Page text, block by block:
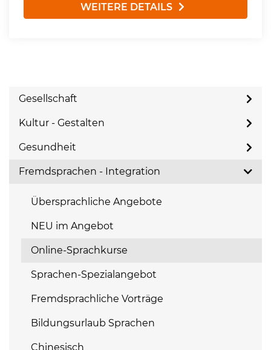
WEITERE DETAILS
Gesellschaft
Kultur - Gestalten
Gesundheit
Fremdsprachen - Integration
Übersprachliche Angebote
NEU im Angebot
Online-Sprachkurse
Sprachen-Spezialangebot
Fremdsprachliche Vorträge
Bildungsurlaub Sprachen
Chinesisch